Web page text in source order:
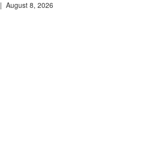
| August 8, 2026